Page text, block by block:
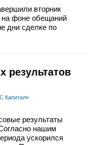
вторник
фоне обещаний
дни сделке по
результатов
Капитал»
результаты
Согласно нашим
ускорился